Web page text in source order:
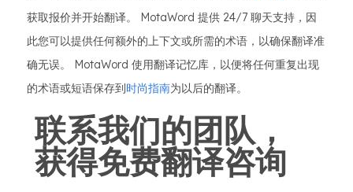
获取报价并开始翻译。 MotaWord 提供 24/7 聊天支持，因
此您可以提供任何额外的上下文或所需的术语，以确保翻译准
确无误。 MotaWord 使用翻译记忆库，以便将任何重复出现
的术语或短语保存到时尚指南为以后的翻译。
联系我们的团队，
获得免费翻译咨询